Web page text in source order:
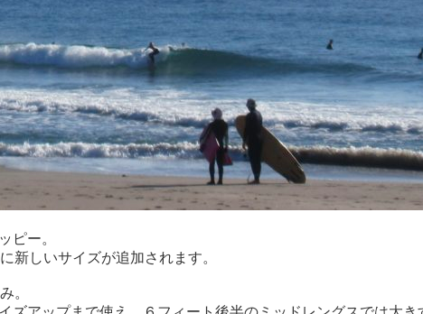
ピー。
新しいサイズが追加されます。
。